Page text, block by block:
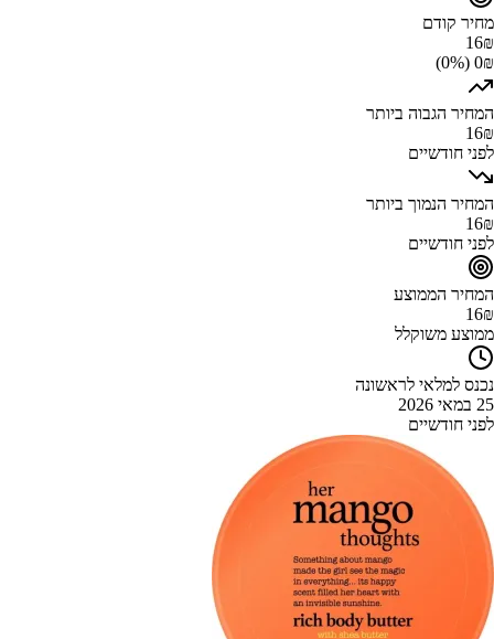
מחיר קודם
16₪
0₪ (0%)
המחיר הגבוה ביותר
16₪
לפני חודשיים
המחיר הנמוך ביותר
16₪
לפני חודשיים
המחיר הממוצע
16₪
ממוצע משוקלל
נכנס למלאי לראשונה
25 במאי 2026
לפני חודשיים